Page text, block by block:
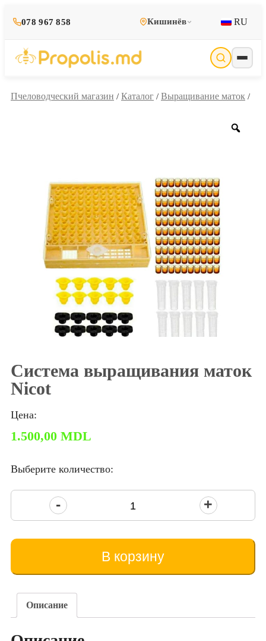
078 967 858 Кишинёв RU
Пчеловодческий магазин / Каталог / Выращивание маток /
Система выращивания маток
Nicot
Цена:
1.500,00 MDL
Выберите количество:
Количество
товара
Sistemul
a
Nicot
В корзину
Описание